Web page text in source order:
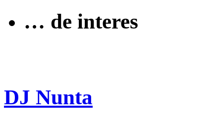
… de interes
DJ Nunta